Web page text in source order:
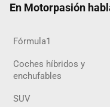
En Motorpasión
Fórmula1
Coches híbridos y
enchufables
SUV